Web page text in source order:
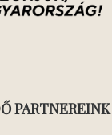
PARTNEREINK